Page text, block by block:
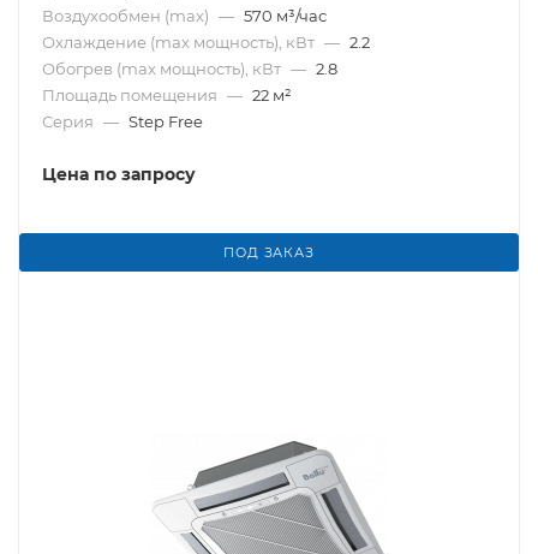
Воздухообмен (max) — 570 м³/час
Охлаждение (max мощность), кВт — 2.2
Обогрев (max мощность), кВт — 2.8
Площадь помещения — 22 м²
Серия — Step Free
Цена по запросу
ПОД ЗАКАЗ